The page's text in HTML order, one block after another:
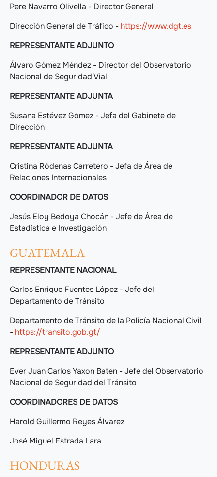
Pere Navarro Olivella - Director General
Dirección General de Tráfico - https://www.dgt.es
REPRESENTANTE ADJUNTO
Álvaro Gómez Méndez - Director del Observatorio
Nacional de Seguridad Vial
REPRESENTANTE ADJUNTA
Susana Estévez Gómez - Jefa del Gabinete de
Dirección
REPRESENTANTE ADJUNTA
Cristina Ródenas Carretero - Jefa de Área de
Relaciones Internacionales
COORDINADOR DE DATOS
Jesús Eloy Bedoya Chocán - Jefe de Área de
Estadística e Investigación
GUATEMALA
REPRESENTANTE NACIONAL
Carlos Enrique Fuentes López - Jefe del
Departamento de Tránsito
Departamento de Tránsito de la Policía Nacional Civil
- https://transito.gob.gt/
REPRESENTANTE ADJUNTO
Ever Juan Carlos Yaxon Baten - Jefe del Observatorio
Nacional de Seguridad del Tránsito
COORDINADORES DE DATOS
Harold Guillermo Reyes Álvarez
José Miguel Estrada Lara
HONDURAS